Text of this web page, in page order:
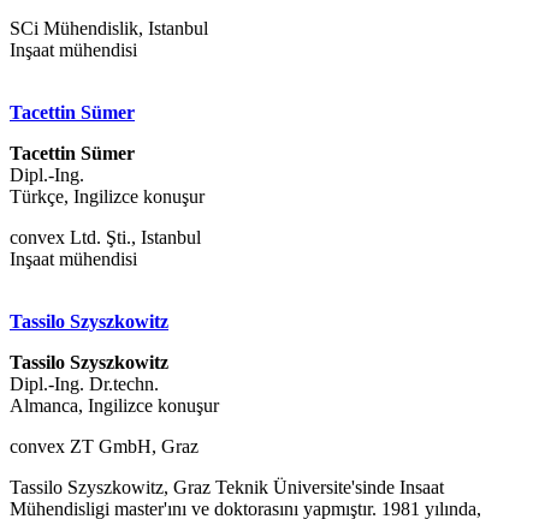
SCi Mühendislik, Istanbul
Inşaat mühendisi
Tacettin Sümer
Tacettin Sümer
Dipl.-Ing.
Türkçe, Ingilizce konuşur
convex Ltd. Şti., Istanbul
Inşaat mühendisi
Tassilo Szyszkowitz
Tassilo Szyszkowitz
Dipl.-Ing. Dr.techn.
Almanca, Ingilizce konuşur
convex ZT GmbH, Graz
Tassilo Szyszkowitz, Graz Teknik Üniversite'sinde Insaat
Mühendisligi master'ını ve doktorasını yapmıştır. 1981 yılında,